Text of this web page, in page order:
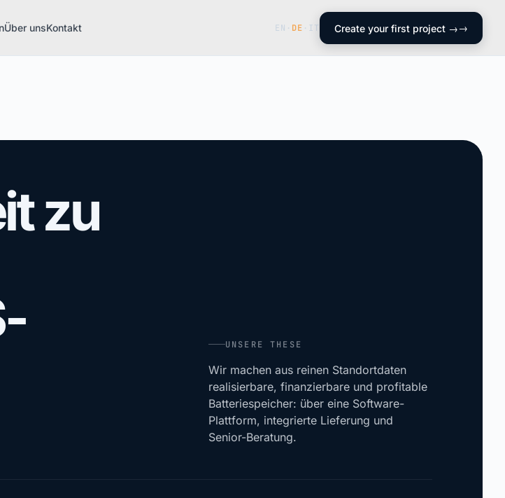
Über unsKontakt EN · DE · IT Create your first project →
zu
UNSERE THESE
Wir machen aus reinen Standortdaten
realisierbare, finanzierbare und profitable
Batteriespeicher: über eine Software-
Plattform, integrierte Lieferung und
Senior-Beratung.